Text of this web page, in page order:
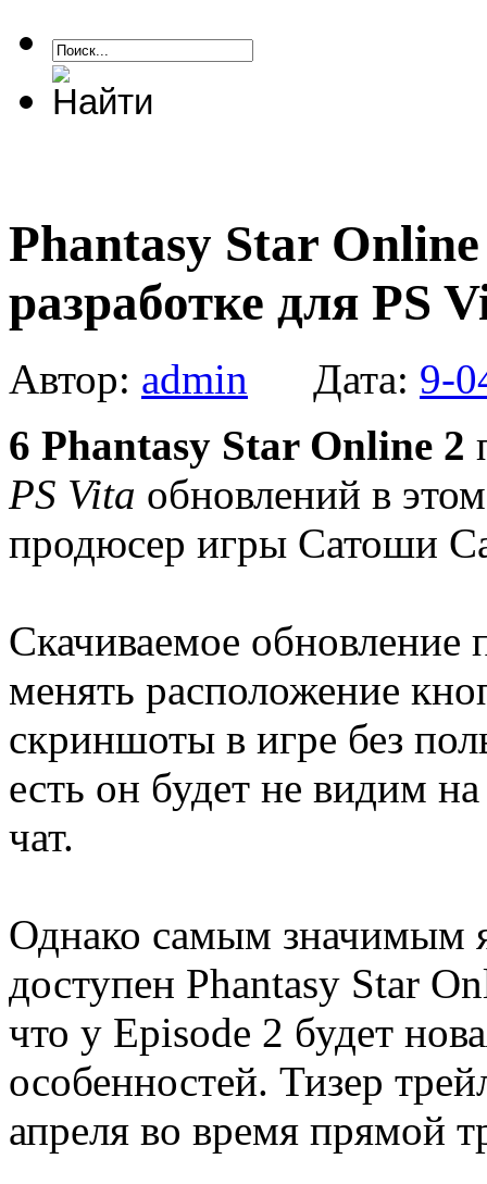
Phantasy Star
разработке для PS
Автор: admin Дата: 9-
6 Phantasy Star Online 2
PS Vita обновлений в
продюсер игры Сатоши
Скачиваемое обновление
менять расположение
скриншоты в игре без
есть он будет не видим
чат.
Однако самым значимым
доступен Phantasy Star
что у Episode 2 будет
особенностей. Тизер
апреля во время прямой